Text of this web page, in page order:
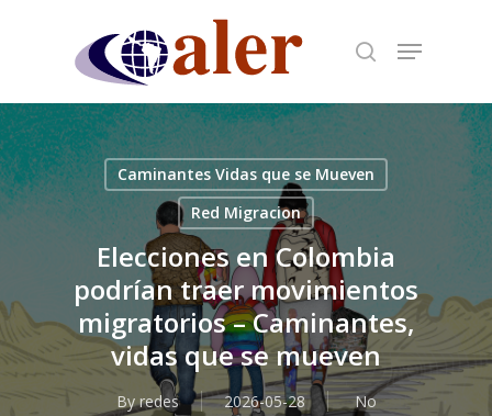
content
Caminantes Vidas que se Mueven
Red Migracion
Elecciones en Colombia
podrían traer movimientos
migratorios – Caminantes,
vidas que se mueven
By redes 2026-05-28
No